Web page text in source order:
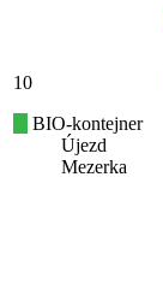
10
BIO-kontejner
Újezd
Mezerka